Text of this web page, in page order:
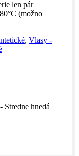
len pár
(možno
, Vlasy -
Stredne hnedá